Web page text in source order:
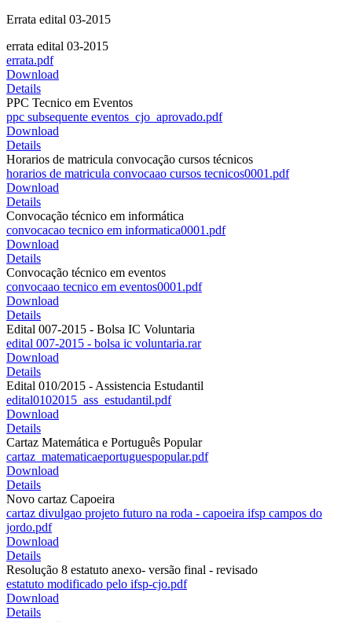
Errata edital 03-2015
errata edital 03-2015
errata.pdf
Download
Details
PPC Tecnico em Eventos
ppc subsequente eventos_cjo_aprovado.pdf
Download
Details
Horarios de matricula convocação cursos técnicos
horarios de matricula convocaao cursos tecnicos0001.pdf
Download
Details
Convocação técnico em informática
convocacao tecnico em informatica0001.pdf
Download
Details
Convocação técnico em eventos
convocaao tecnico em eventos0001.pdf
Download
Details
Edital 007-2015 - Bolsa IC Voluntaria
edital 007-2015 - bolsa ic voluntaria.rar
Download
Details
Edital 010/2015 - Assistencia Estudantil
edital0102015_ass_estudantil.pdf
Download
Details
Cartaz Matemática e Português Popular
cartaz_matematicaeportuguespopular.pdf
Download
Details
Novo cartaz Capoeira
cartaz divulgao projeto futuro na roda - capoeira ifsp campos do
jordo.pdf
Download
Details
Resolução 8 estatuto anexo- versão final - revisado
estatuto modificado pelo ifsp-cjo.pdf
Download
Details